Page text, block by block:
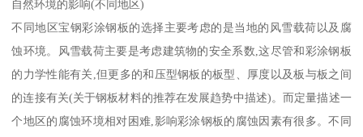
自然环境的影响(不同地区)
不同地区宝钢彩涂钢板的选择主要考虑的是当地的风雪载荷以及腐
蚀环境。风雪载荷主要是考虑建筑物的安全系数,这尽管和彩涂钢板
的力学性能有关,但更多的和压型钢板的板型、厚度以及板与板之间
的连接有关(关于钢板材料的推荐在发展趋势中描述)。而定量描述一
个地区的腐蚀环境相对困难,影响彩涂钢板的腐蚀因素有很多。不同